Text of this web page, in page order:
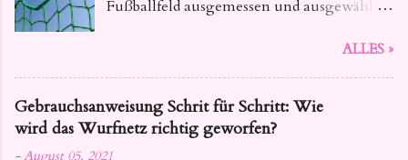
Fußballfeld ausgemessen und ausgewählt
das Ballfangnetz für Fussball so aufhängen ,
ALLES »
Gebrauchsanweisung Schrit für Schritt: Wie
wird das Wurfnetz richtig geworfen?
-August 05, 2021